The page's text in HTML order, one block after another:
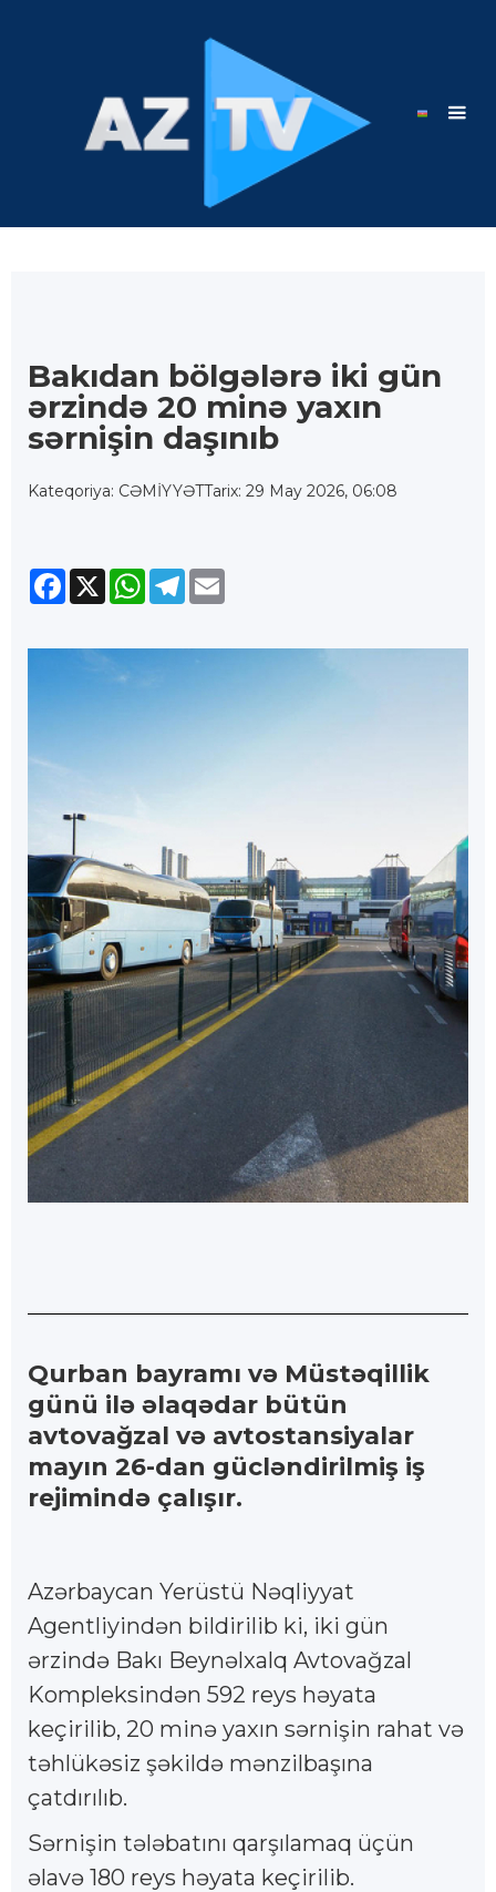
Bakıdan bölgələrə iki gün
ərzində 20 minə yaxın
sərnişin daşınıb
Kateqoriya: CƏMİYYƏTTarix: 29 May 2026, 06:08
Facebook
X WhatsApp
Telegram
Qurban bayramı və Müstəqillik
günü ilə əlaqədar bütün
avtovağzal və avtostansiyalar
mayın 26-dan gücləndirilmiş iş
rejimində çalışır.
Azərbaycan Yerüstü Nəqliyyat
Agentliyindən bildirilib ki, iki gün
ərzində Bakı Beynəlxalq Avtovağzal
Kompleksindən 592 reys həyata
keçirilib, 20 minə yaxın sərnişin rahat və
təhlükəsiz şəkildə mənzilbaşına
çatdırılıb.
Sərnişin tələbatını qarşılamaq üçün
əlavə 180 reys həyata keçirilib.